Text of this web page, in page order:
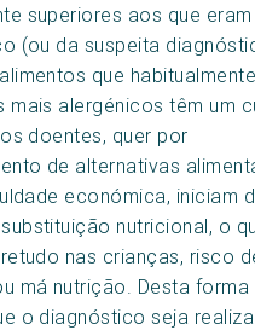
superiores aos que
(ou da suspeita
que habitualmente
mais alergénicos têm um
doentes, quer por
de alternativas
económica, iniciam
nutricional, o
nas crianças, risco
má nutrição. Desta forma
o diagnóstico seja